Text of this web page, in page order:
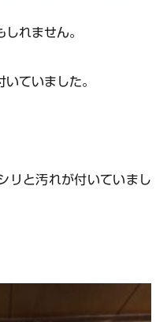
れません。
ていました。
リと汚れが付いていまし